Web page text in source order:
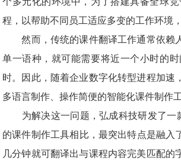
程，以帮助不同员工适应多变的工作环境
然而，传统的课件翻译工作通常依赖
单一语种，就可能需要将近一个小时的
时。因此，随着企业数字化转型进程加
多语言制作、操作简便的智能化课件制作
为解决这一问题，弘成科技研发了一
的课件制作工具相比，最突出特点是融
几分钟就可翻译出与课程内容完美匹配